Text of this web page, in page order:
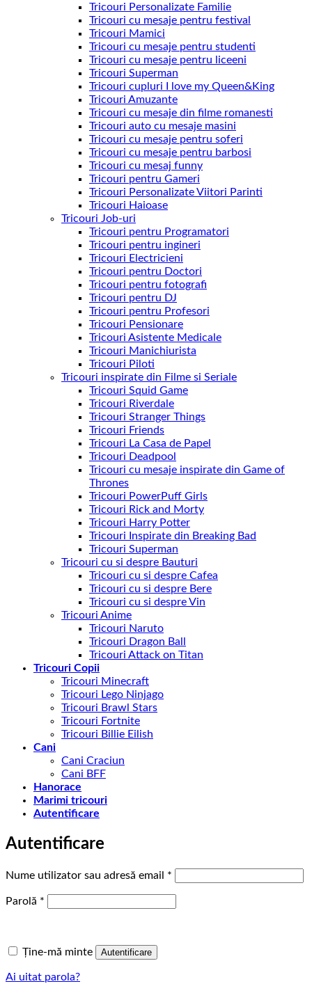
Tricouri Personalizate Familie
Tricouri cu mesaje pentru festival
Tricouri Mamici
Tricouri cu mesaje pentru studenti
Tricouri cu mesaje pentru liceeni
Tricouri Superman
Tricouri cupluri I love my Queen&King
Tricouri Amuzante
Tricouri cu mesaje din filme romanesti
Tricouri auto cu mesaje masini
Tricouri cu mesaje pentru soferi
Tricouri cu mesaje pentru barbosi
Tricouri cu mesaj funny
Tricouri pentru Gameri
Tricouri Personalizate Viitori Parinti
Tricouri Haioase
Tricouri Job-uri
Tricouri pentru Programatori
Tricouri pentru ingineri
Tricouri Electricieni
Tricouri pentru Doctori
Tricouri pentru fotografi
Tricouri pentru DJ
Tricouri pentru Profesori
Tricouri Pensionare
Tricouri Asistente Medicale
Tricouri Manichiurista
Tricouri Piloti
Tricouri inspirate din Filme si Seriale
Tricouri Squid Game
Tricouri Riverdale
Tricouri Stranger Things
Tricouri Friends
Tricouri La Casa de Papel
Tricouri Deadpool
Tricouri cu mesaje inspirate din Game of
Thrones
Tricouri PowerPuff Girls
Tricouri Rick and Morty
Tricouri Harry Potter
Tricouri Inspirate din Breaking Bad
Tricouri Superman
Tricouri cu si despre Bauturi
Tricouri cu si despre Cafea
Tricouri cu si despre Bere
Tricouri cu si despre Vin
Tricouri Anime
Tricouri Naruto
Tricouri Dragon Ball
Tricouri Attack on Titan
Tricouri Copii
Tricouri Minecraft
Tricouri Lego Ninjago
Tricouri Brawl Stars
Tricouri Fortnite
Tricouri Billie Eilish
Cani
Cani Craciun
Cani BFF
Hanorace
Marimi tricouri
Autentificare
Autentificare
Nume utilizator sau adresă email *
Parolă *
Ține-mă minte Autentificare
Ai uitat parola?